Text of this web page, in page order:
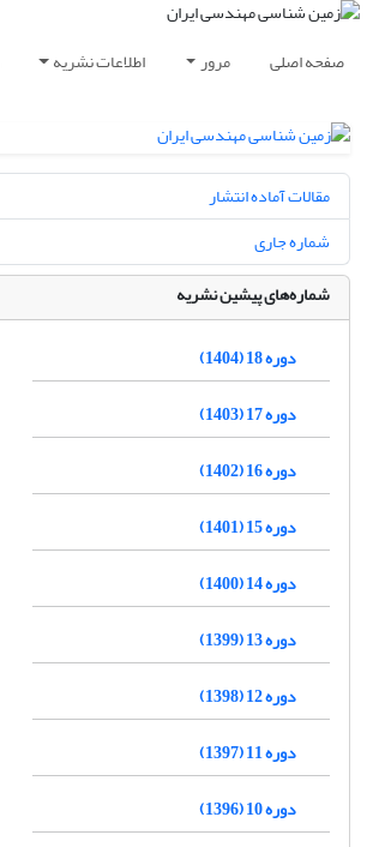
صفحه اصلی مرور اطلاعات نشریه
مقالات آماده انتشار
شماره جاری
شماره‌های پیشین نشریه
دوره 18 (1404)
دوره 17 (1403)
دوره 16 (1402)
دوره 15 (1401)
دوره 14 (1400)
دوره 13 (1399)
دوره 12 (1398)
دوره 11 (1397)
دوره 10 (1396)